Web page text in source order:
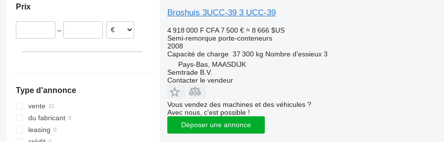
Pologne
Prix
–
Type d'annonce
vente
du fabricant
leasing
Broshuis 3UCC-39 3 UCC-39
4 918 000 F CFA 7 500 € ≈ 8 666 $US
Semi-remorque porte-conteneurs
2008
Capacité de charge 37 300 kg Nombre d'essieux 3
Pays-Bas, MAASDIJK
Semtrade B.V.
Contacter le vendeur
Vous vendez des machines et des véhicules ?
Avec nous, c'est possible !
Déposer une annonce